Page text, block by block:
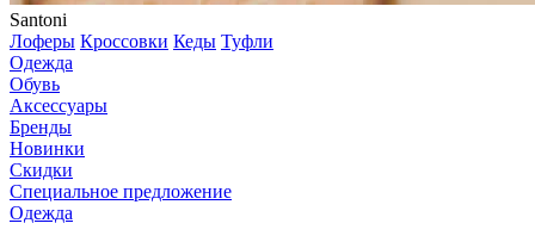
Santoni
Лоферы Кроссовки Кеды Туфли
Одежда
Обувь
Аксессуары
Бренды
Новинки
Скидки
Специальное предложение
Одежда